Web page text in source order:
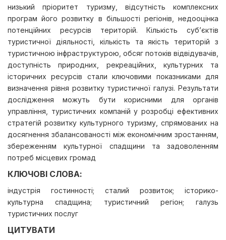
низький пріоритет туризму, відсутність комплексних
програм його розвитку в більшості регіонів, недооцінка
потенційних ресурсів територій. Кількість суб’єктів
туристичної діяльності, кількість та якість територій з
туристичною інфраструктурою, обсяг потоків відвідувачів,
доступність природних, рекреаційних, культурних та
історичних ресурсів стали ключовими показниками для
визначення рівня розвитку туристичної галузі. Результати
дослідження можуть бути корисними для органів
управління, туристичних компаній у розробці ефективних
стратегій розвитку культурного туризму, спрямованих на
досягнення збалансованості між економічним зростанням,
збереженням культурної спадщини та задоволенням
потреб місцевих громад
КЛЮЧОВІ СЛОВА:
індустрія гостинності; сталий розвиток; історико-
культурна спадщина; туристичний регіон; галузь
туристичних послуг
ЦИТУВАТИ